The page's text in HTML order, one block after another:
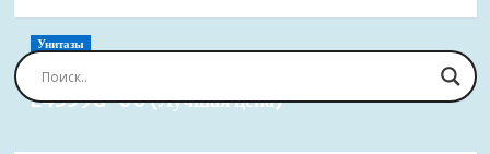
Унитазы
Сиденье для унитаза Jacob Delafon Brive
E4359G-00 (Лучшая цена)